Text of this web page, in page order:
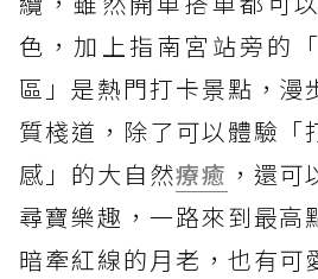
色，加上指南宮站旁的
區」是熱門打卡景點，漫
質棧道，除了可以體驗「
感」的大自然療癒 ，還
尋寶樂趣，一路來到最高
暗牽紅線的月老，也有可